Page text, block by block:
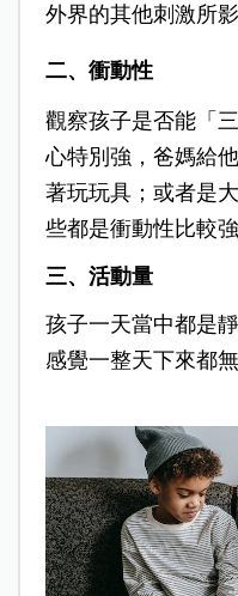
外界的其他刺激所影
二、衝動性
觀察孩子是否能「
心特別強，爸媽給
著玩玩具；或者是
些都是衝動性比較強
三、活動量
孩子一天當中都是
感覺一整天下來都